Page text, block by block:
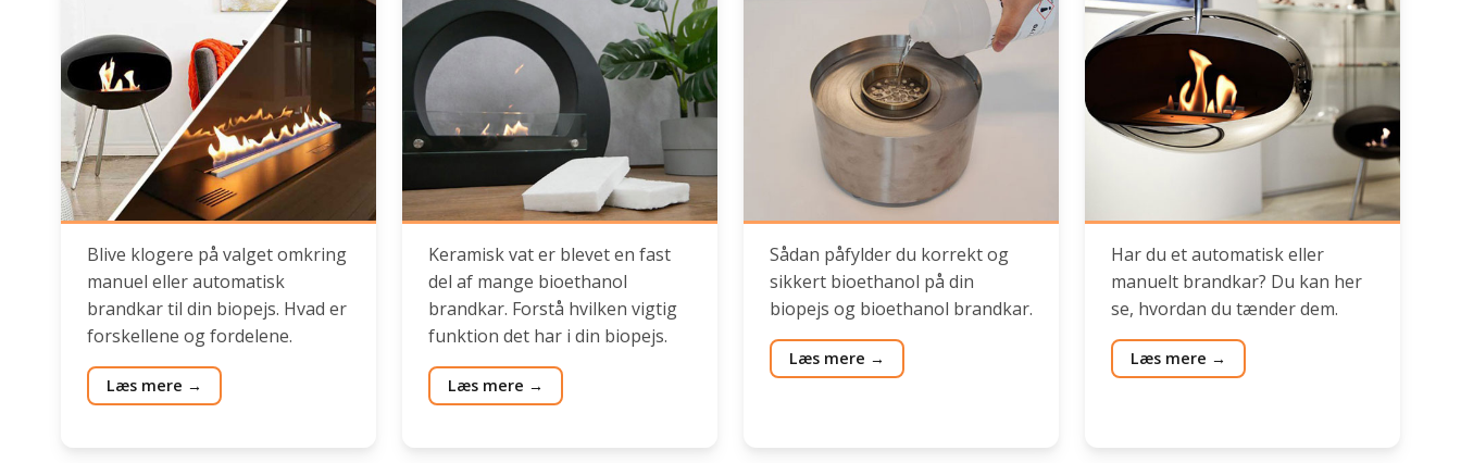
Blive klogere på valget omkring
manuel eller automatisk
brandkar til din biopejs. Hvad er
forskellene og fordelene.
Læs mere
Keramisk vat er blevet en fast
del af mange bioethanol
brandkar. Forstå hvilken vigtig
funktion det har i din biopejs.
Læs mere
Sådan påfylder du korrekt og
sikkert bioethanol på din
biopejs og bioethanol brandkar.
Læs mere
Har du et automatisk eller
manuelt brandkar? Du kan her
se, hvordan du tænder dem.
Læs mere